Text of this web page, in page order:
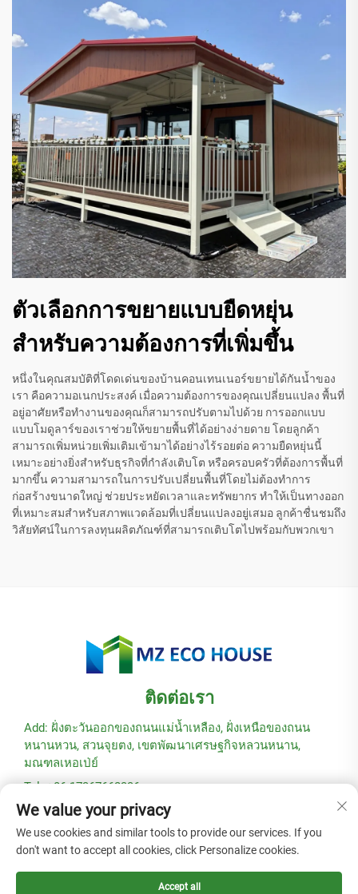
ตัวเลือกการขยายแบบยืดหยุ่น
สำหรับความต้องการที่เพิ่มขึ้น
หนึ่งในคุณสมบัติที่โดดเด่นของบ้านคอนเทนเนอร์ขยายได้กันน้ำของ
เรา คือความอเนกประสงค์ เมื่อความต้องการของคุณเปลี่ยนแปลง พื้นที่
อยู่อาศัยหรือทำงานของคุณก็สามารถปรับตามไปด้วย การออกแบบ
แบบโมดูลาร์ของเราช่วยให้ขยายพื้นที่ได้อย่างง่ายดาย โดยลูกค้า
สามารถเพิ่มหน่วยเพิ่มเติมเข้ามาได้อย่างไร้รอยต่อ ความยืดหยุ่นนี้
เหมาะอย่างยิ่งสำหรับธุรกิจที่กำลังเติบโต หรือครอบครัวที่ต้องการพื้นที่
มากขึ้น ความสามารถในการปรับเปลี่ยนพื้นที่โดยไม่ต้องทำการ
ก่อสร้างขนาดใหญ่ ช่วยประหยัดเวลาและทรัพยากร ทำให้เป็นทางออก
ที่เหมาะสมสำหรับสภาพแวดล้อมที่เปลี่ยนแปลงอยู่เสมอ ลูกค้าชื่นชมถึง
วิสัยทัศน์ในการลงทุนผลิตภัณฑ์ที่สามารถเติบโตไปพร้อมกับพวกเขา
ติดต่อเรา
Add: ฝั่งตะวันออกของถนนแม่น้ำเหลือง, ฝั่งเหนือของถนน
หนานหวน, สวนจุยตง, เขตพัฒนาเศรษฐกิจหลวนหนาน,
มณฑลเหอเป่ย์
Tel: +86-17367662336
อีเมล:[email protected]
Technology Co., Ltd. -นโยบายความเป็นส่วนตัว
We value your privacy
We use cookies and similar tools to provide our services. If you
don't want to accept all cookies, click Personalize cookies.
Accept all